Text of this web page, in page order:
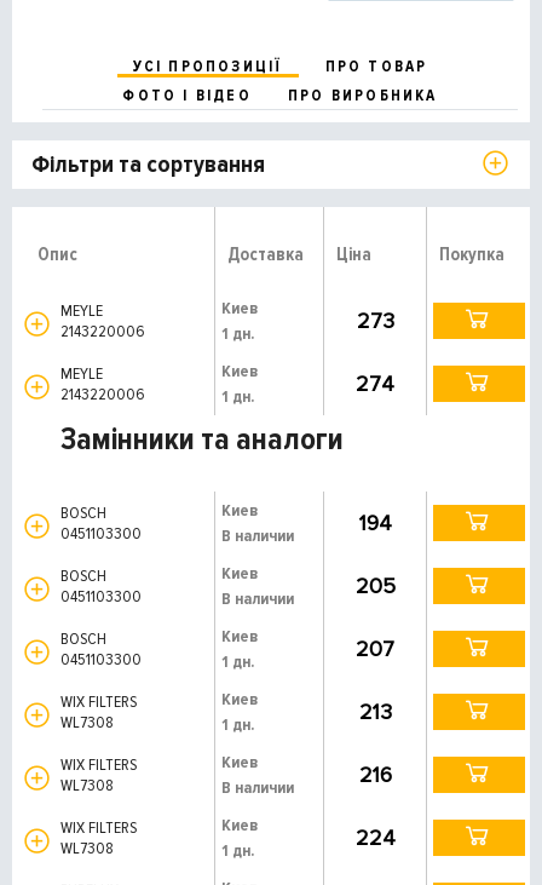
УСІ ПРОПОЗИЦІЇ
ПРО ТОВАР
ФОТО І ВІДЕО
ПРО ВИРОБНИКА
Фільтри та сортування
Опис Доставка Ціна Покупка
MEYLE
2143220006
Киев
1 дн.
273
MEYLE
2143220006
Киев
1 дн.
274
Замінники та аналоги
BOSCH
0451103300
Киев
В наличии
194
BOSCH
0451103300
Киев
В наличии
205
BOSCH
0451103300
Киев
1 дн.
207
WIX FILTERS
WL7308
Киев
1 дн.
213
WIX FILTERS
WL7308
Киев
В наличии
216
WIX FILTERS
WL7308
Киев
1 дн.
224